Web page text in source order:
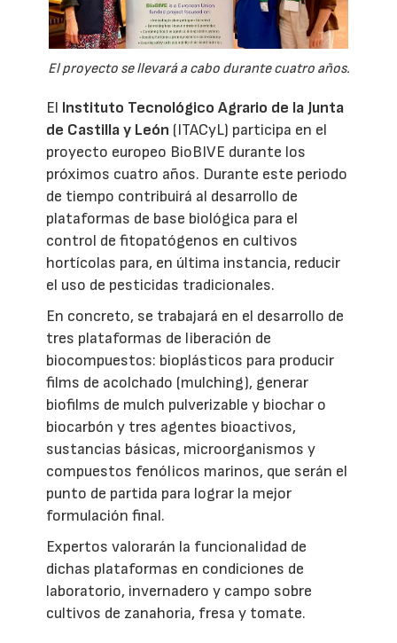
El proyecto se llevará a cabo durante cuatro años.
El Instituto Tecnológico Agrario de la Junta
de Castilla y León (ITACyL) participa en el
proyecto europeo BioBIVE durante los
próximos cuatro años. Durante este periodo
de tiempo contribuirá al desarrollo de
plataformas de base biológica para el
control de fitopatógenos en cultivos
hortícolas para, en última instancia, reducir
el uso de pesticidas tradicionales.
En concreto, se trabajará en el desarrollo de
tres plataformas de liberación de
biocompuestos: bioplásticos para producir
films de acolchado (mulching), generar
biofilms de mulch pulverizable y biochar o
biocarbón y tres agentes bioactivos,
sustancias básicas, microorganismos y
compuestos fenólicos marinos, que serán el
punto de partida para lograr la mejor
formulación final.
Expertos valorarán la funcionalidad de
dichas plataformas en condiciones de
laboratorio, invernadero y campo sobre
cultivos de zanahoria, fresa y tomate.